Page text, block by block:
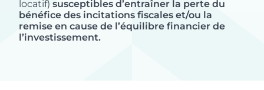
dans diverses localités, répondent aux besoins
spécifiques des étudiants, qu’ils soient dans les
grandes métropoles universitaires ou dans les
locatif) susceptibles d’entraîner la perte du
bénéfice des incitations fiscales et/ou la
remise en cause de l’équilibre financier de
l’investissement.